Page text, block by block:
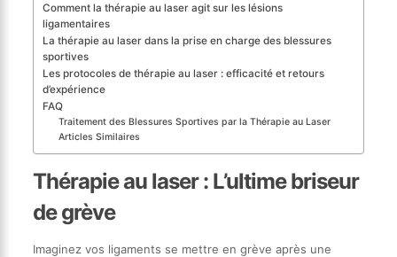
Comment la thérapie au laser agit sur les lésions
ligamentaires
La thérapie au laser dans la prise en charge des blessures
sportives
Les protocoles de thérapie au laser : efficacité et retours
d’expérience
FAQ
Traitement des Blessures Sportives par la Thérapie au Laser
Articles Similaires
Thérapie au laser : L’ultime briseur
de grève
Imaginez vos ligaments se mettre en grève après une